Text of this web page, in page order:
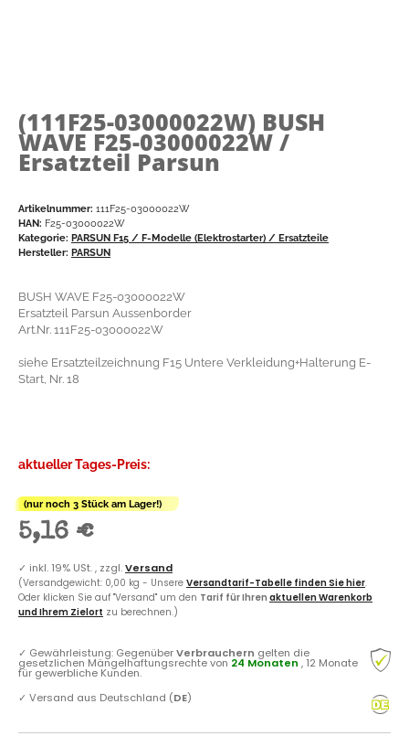
(111F25-03000022W) BUSH
WAVE F25-03000022W /
Ersatzteil Parsun
Artikelnummer: 111F25-03000022W
HAN: F25-03000022W
Kategorie: PARSUN F15 / F-Modelle (Elektrostarter) / Ersatzteile
Hersteller: PARSUN
BUSH WAVE F25-03000022W
Ersatzteil Parsun Aussenborder
Art.Nr. 111F25-03000022W
siehe Ersatzteilzeichnung F15 Untere Verkleidung+Halterung E-
Start, Nr. 18
aktueller Tages-Preis:
(nur noch 3 Stück am Lager!)
5,16 €
✓ inkl. 19% USt. , zzgl.Versand
(Versandgewicht: 0,00 kg - Unsere Versandtarif-Tabelle finden Sie hier.
Oder klicken Sie auf "Versand" um den Tarif für Ihren aktuellen Warenkorb
und Ihrem Zielort zu berechnen.)
✓ Gewährleistung: GegenüberVerbrauchern gelten die
gesetzlichen Mängelhaftungsrechte von 24 Monaten , 12 Monate
für gewerbliche Kunden.
✓ Versand aus Deutschland (DE)